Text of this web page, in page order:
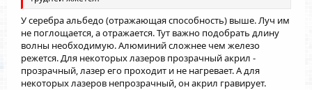
У серебра альбедо (отражающая способность) выше. Луч им
не поглощается, а отражается. Тут важно подобрать длину
волны необходимую. Алюминий сложнее чем железо
режется. Для некоторых лазеров прозрачный акрил -
прозрачный, лазер его проходит и не нагревает. А для
некоторых лазеров непрозрачный, он акрил гравирует.